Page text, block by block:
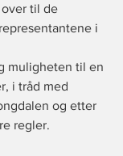
til de
i
muligheten til en
i tråd med
og etter
regler.